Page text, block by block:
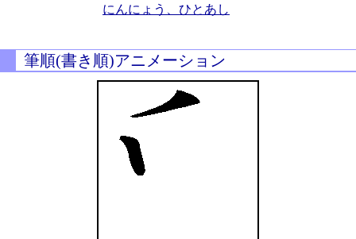
にんにょう、ひとあし
筆順(書き順)アニメーション